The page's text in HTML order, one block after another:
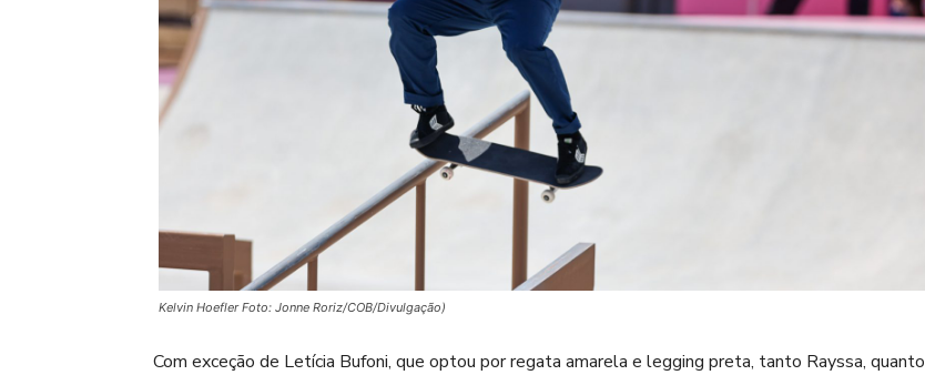
Kelvin Hoefler Foto: Jonne Roriz/COB/Divulgação)
Com exceção de Letícia Bufoni, que optou por regata amarela e legging preta, tanto Rayssa, quanto